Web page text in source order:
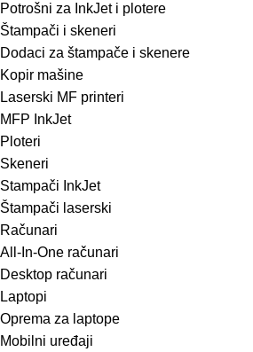
Potrošni za InkJet i plotere
Štampači i skeneri
Dodaci za štampače i skenere
Kopir mašine
Laserski MF printeri
MFP InkJet
Ploteri
Skeneri
Stampači InkJet
Štampači laserski
Računari
All-In-One računari
Desktop računari
Laptopi
Oprema za laptope
Mobilni uređaji